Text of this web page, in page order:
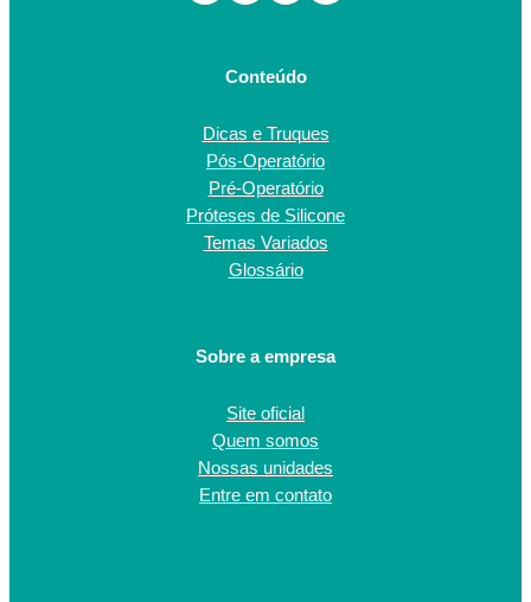
Conteúdo
Dicas e Truques
Pós-Operatório
Pré-Operatório
Próteses de Silicone
Temas Variados
Glossário
Sobre a empresa
Site oficial
Quem somos
Nossas unidades
Entre em contato